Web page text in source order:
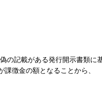
の記載がある発行開示書類に
徴金の額となることから、